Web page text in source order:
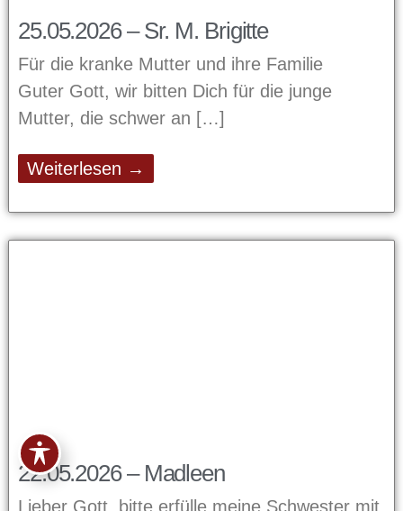
25.05.2026 – Sr. M. Brigitte
Für die kranke Mutter und ihre Familie
Guter Gott, wir bitten Dich für die junge
Mutter, die schwer an
Weiterlesen →
22.05.2026 – Madleen
Lieber Gott, bitte erfülle meine Schwester mit